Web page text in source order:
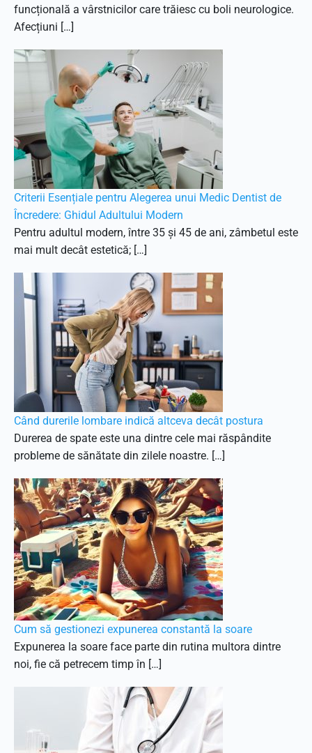
funcțională a vârstnicilor care trăiesc cu boli neurologice.
Afecțiuni […]
Criterii Esențiale pentru Alegerea unui Medic Dentist de
Încredere: Ghidul Adultului Modern
Pentru adultul modern, între 35 și 45 de ani, zâmbetul este
mai mult decât estetică; […]
Când durerile lombare indică altceva decât postura
Durerea de spate este una dintre cele mai răspândite
probleme de sănătate din zilele noastre. […]
Cum să gestionezi expunerea constantă la soare
Expunerea la soare face parte din rutina multora dintre
noi, fie că petrecem timp în […]